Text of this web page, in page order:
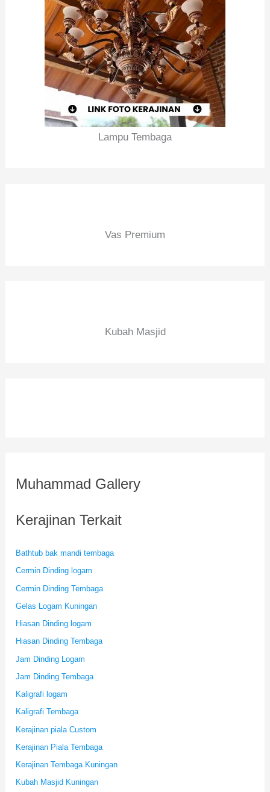
Lampu Tembaga
Vas Premium
Kubah Masjid
Muhammad Gallery
Kerajinan Terkait
Bathtub bak mandi tembaga
Cermin Dinding logam
Cermin Dinding Tembaga
Gelas Logam Kuningan
Hiasan Dinding logam
Hiasan Dinding Tembaga
Jam Dinding Logam
Jam Dinding Tembaga
Kaligrafi logam
Kaligrafi Tembaga
Kerajinan piala Custom
Kerajinan Piala Tembaga
Kerajinan Tembaga Kuningan
Kubah Masjid Kuningan